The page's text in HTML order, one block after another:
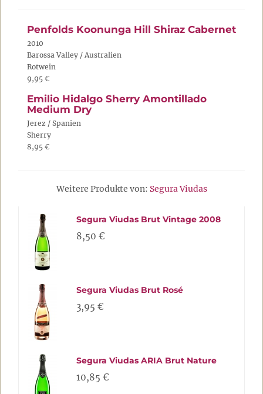
Penfolds Koonunga Hill Shiraz Cabernet
2010
Barossa Valley / Australien
Rotwein
9,95 €
Emilio Hidalgo Sherry Amontillado
Medium Dry
Jerez / Spanien
Sherry
8,95 €
Weitere Produkte von: Segura Viudas
Segura Viudas Brut Vintage 2008
8,50 €
Segura Viudas Brut Rosé
3,95 €
Segura Viudas ARIA Brut Nature
10,85 €